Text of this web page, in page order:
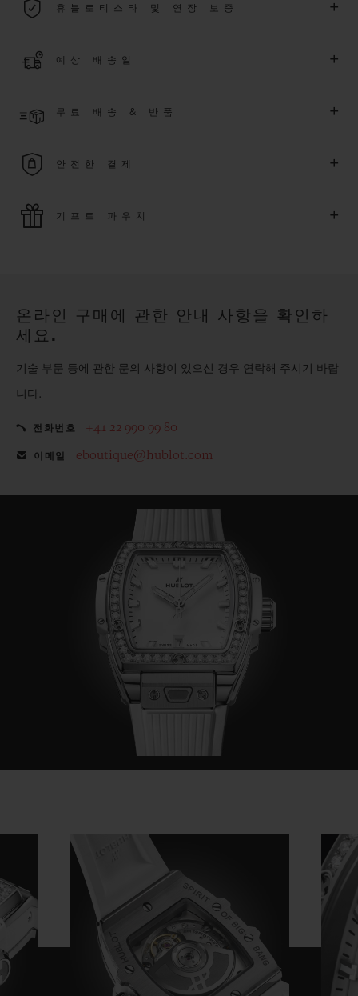
용됩니다.휴블로티스타 및 연장 보증 +
에 대해5 년 추가 워런티 혜택
또한 다양
더 알아보기
예상 배송일 +
다. *재고 상황에 따라 달라질 수 있습니다*.
무료 배송 & 반품 +
을 누려보세요
안전한 결제 +
모든 제품은 빠르고 안전하게 결제가 가능하며, 개인정보를 안
기프트 파우치 +
온라인 구매에 관한 안내 사항을 확인하
세요.
기술 부문 등에 관한 문의 사항이 있으신 경우 연락해 주시기 바랍
니다.
전화번호 +41 22 990 99 80
이메일 eboutique@hublot.com